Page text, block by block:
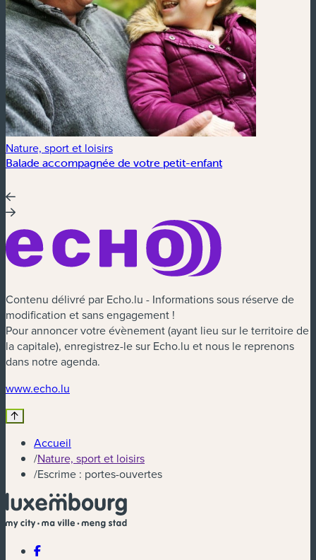
Nature, sport et loisirs
Balade accompagnée de votre petit-enfant
Contenu délivré par Echo.lu - Informations sous réserve de
modification et sans engagement !
Pour annoncer votre évènement (ayant lieu sur le territoire de
la capitale), enregistrez-le sur Echo.lu et nous le reprenons
dans notre agenda.
www.echo.lu
Accueil
/Nature, sport et loisirs
/Escrime : portes-ouvertes